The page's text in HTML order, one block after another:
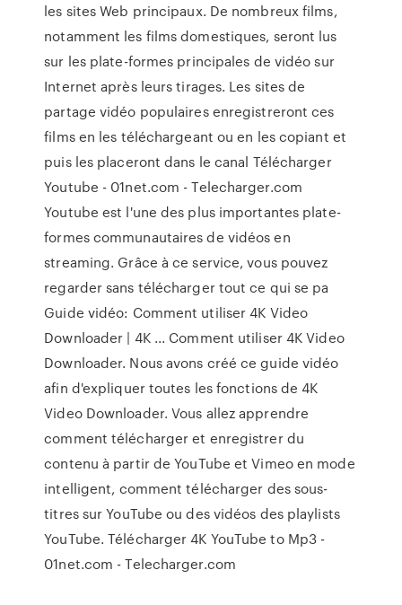
les sites Web principaux. De nombreux films,
notamment les films domestiques, seront lus
sur les plate-formes principales de vidéo sur
Internet après leurs tirages. Les sites de
partage vidéo populaires enregistreront ces
films en les téléchargeant ou en les copiant et
puis les placeront dans le canal Télécharger
Youtube - 01net.com - Telecharger.com
Youtube est l'une des plus importantes plate-
formes communautaires de vidéos en
streaming. Grâce à ce service, vous pouvez
regarder sans télécharger tout ce qui se pa
Guide vidéo: Comment utiliser 4K Video
Downloader | 4K ... Comment utiliser 4K Video
Downloader. Nous avons créé ce guide vidéo
afin d'expliquer toutes les fonctions de 4K
Video Downloader. Vous allez apprendre
comment télécharger et enregistrer du
contenu à partir de YouTube et Vimeo en mode
intelligent, comment télécharger des sous-
titres sur YouTube ou des vidéos des playlists
YouTube. Télécharger 4K YouTube to Mp3 -
01net.com - Telecharger.com